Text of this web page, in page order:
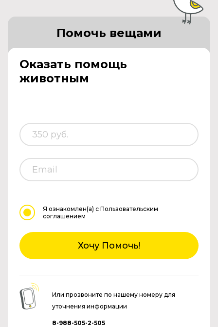
Оказать помощь
животным
Помочь вещами
Я ознакомлен(а) с Пользовательским
соглашением
Хочу Помочь!
Или прозвоните по нашему номеру для
уточнения информации
8-988-505-2-505